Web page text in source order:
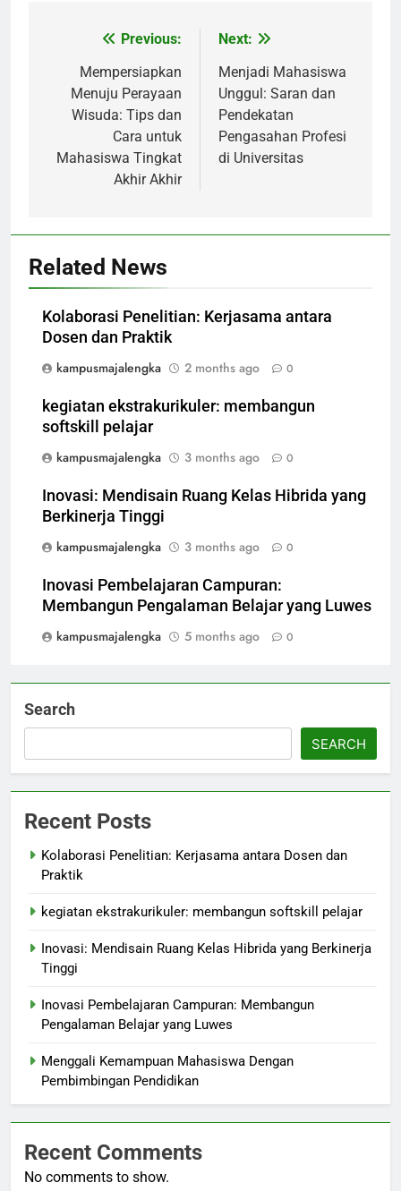
navigation
Previous:
Mempersiapkan
Menuju Perayaan
Wisuda: Tips dan
Cara untuk
Mahasiswa Tingkat
Akhir Akhir
Next:
Menjadi Mahasiswa
Unggul: Saran dan
Pendekatan
Pengasahan Profesi
di Universitas
Related News
Kolaborasi Penelitian: Kerjasama antara
Dosen dan Praktik
kampusmajalengka
2 months ago 0
kegiatan ekstrakurikuler: membangun
softskill pelajar
kampusmajalengka
3 months ago 0
Inovasi: Mendisain Ruang Kelas Hibrida yang
Berkinerja Tinggi
kampusmajalengka
3 months ago 0
Inovasi Pembelajaran Campuran:
Membangun Pengalaman Belajar yang Luwes
kampusmajalengka
5 months ago 0
Search
SEARCH
Recent Posts
Kolaborasi Penelitian: Kerjasama antara Dosen dan
Praktik
kegiatan ekstrakurikuler: membangun softskill pelajar
Inovasi: Mendisain Ruang Kelas Hibrida yang Berkinerja
Tinggi
Inovasi Pembelajaran Campuran: Membangun
Pengalaman Belajar yang Luwes
Menggali Kemampuan Mahasiswa Dengan
Pembimbingan Pendidikan
Recent Comments
No comments to show.